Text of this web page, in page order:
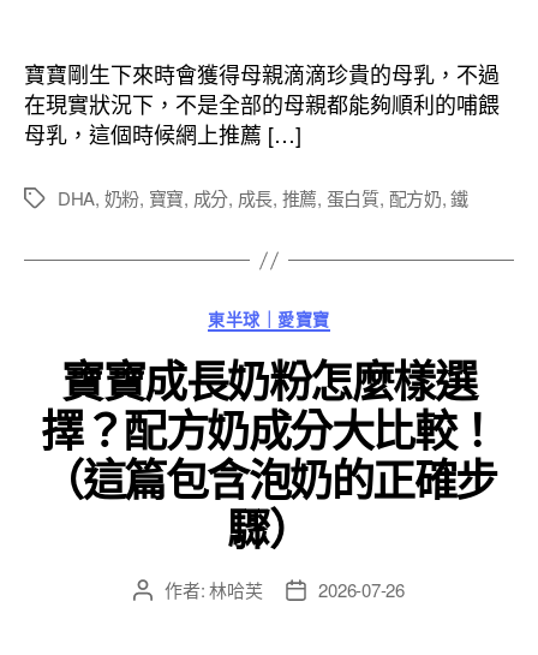
者
佈
日
期
寶寶剛生下來時會獲得母親滴滴珍貴的母乳，不過
在現實狀況下，不是全部的母親都能夠順利的哺餵
母乳，這個時候網上推薦 […]
標
DHA, 奶粉, 寶寶, 成分, 成長, 推薦, 蛋白質, 配方奶,鐵
分
類
東半球｜愛寶寶
寶寶成長奶粉怎麼樣選
擇？配方奶成分大比較！
（這篇包含泡奶的正確步
驟）
文 作者:林哈芙
文 2026-07-26